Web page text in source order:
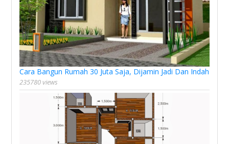
Cara Bangun Rumah 30 Juta Saja, Dijamin Jadi Dan Indah
235780 views